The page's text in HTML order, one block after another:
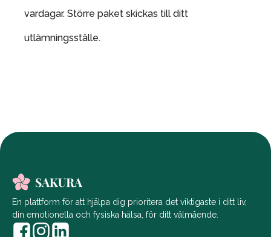
vardagar. Större paket skickas till ditt
utlämningsställe.
En plattform för att hjälpa dig prioritera det viktigaste i ditt liv,
din emotionella och fysiska hälsa, för ditt välmående.